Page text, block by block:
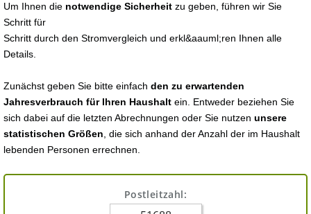
Um Ihnen die notwendige Sicherheit zu geben, führen wir Sie
Schritt für
Schritt durch den Stromvergleich und erkl&aauml;ren Ihnen alle
Details.
Zunächst geben Sie bitte einfach den zu erwartenden
Jahresverbrauch für Ihren Haushalt ein. Entweder beziehen Sie
sich dabei auf die letzten Abrechnungen oder Sie nutzen unsere
statistischen Größen , die sich anhand der Anzahl der im Haushalt
lebenden Personen errechnen.
Postleitzahl: